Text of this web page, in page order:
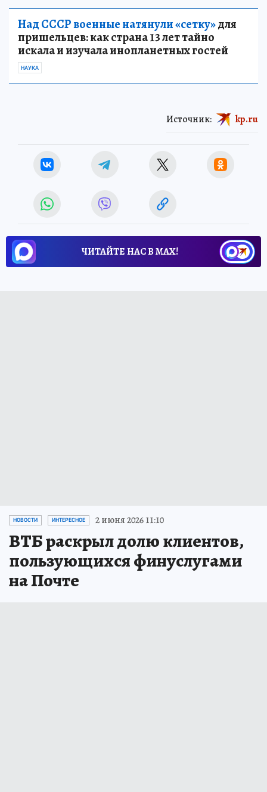
Над СССР военные натянули «сетку»для
пришельцев: как страна 13 лет тайно
искала и изучала инопланетных гостей
НАУКА
Источник: kp.ru
ЧИТАЙТЕ НАС В МАХ!
НОВОСТИ ИНТЕРЕСНОЕ 2 июня 2026 11:10
ВТБ раскрыл долю клиентов,
пользующихся финуслугами
на Почте